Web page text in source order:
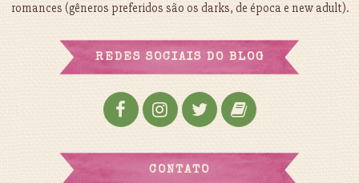
romances (gêneros preferidos são os darks, de época e new adult).
REDES SOCIAIS DO BLOG
CONTATO